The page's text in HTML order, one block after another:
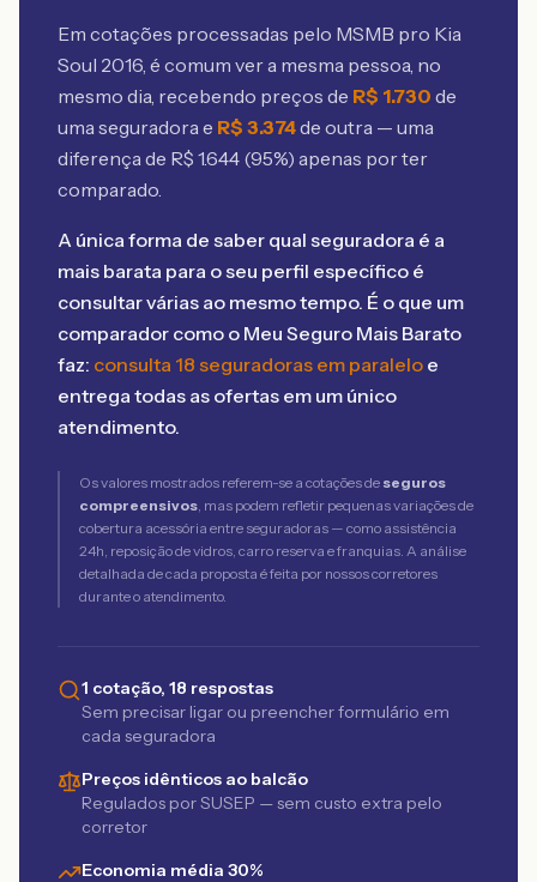
Em cotações processadas pelo MSMB pro Kia
Soul 2016, é comum ver a mesma pessoa, no
mesmo dia, recebendo preços de R$ 1.730 de
uma seguradora e R$ 3.374de outra — uma
diferença de R$ 1.644 (95%) apenas por ter
comparado.
A única forma de saber qual seguradora é a
mais barata para o seu perfil específico é
consultar várias ao mesmo tempo. É o que um
comparador como o Meu Seguro Mais Barato
faz: consulta 18 seguradoras em paralelo e
entrega todas as ofertas em um único
atendimento.
Os valores mostrados referem-se a cotações de seguros
compreensivos, mas podem refletir pequenas variações de
cobertura acessória entre seguradoras — como assistência
24h, reposição de vidros, carro reserva e franquias. A análise
detalhada de cada proposta é feita por nossos corretores
durante o atendimento.
1 cotação, 18 respostas
Sem precisar ligar ou preencher formulário em
cada seguradora
Preços idênticos ao balcão
Regulados por SUSEP — sem custo extra pelo
corretor
Economia média 30%